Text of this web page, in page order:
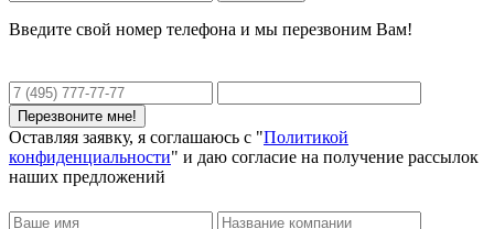
Введите свой номер телефона и мы перезвоним Вам!
Оставляя заявку, я соглашаюсь с "Политикой
конфиденциальности" и даю согласие на получение рассылок
наших предложений